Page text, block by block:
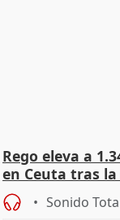
Rego eleva a
en Ceuta tras
Sonido